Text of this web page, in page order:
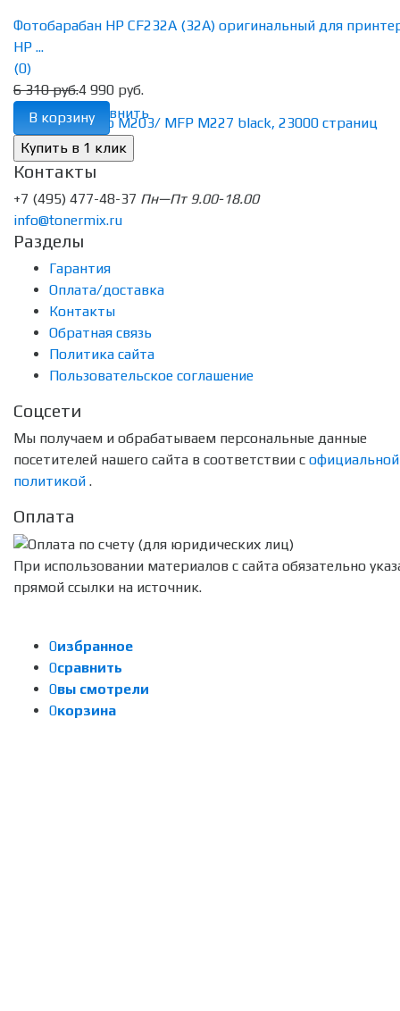
избранное сравнить
Фотобарабан HP CF232A (32A) оригинальный для
HP ...
(0)
6 310 руб.4 990 руб.
В корзину
Контакты
+7 (495) 477-48-37 Пн—Пт 9.00-18.00
info@tonermix.ru
Разделы
Гарантия
Оплата/доставка
Контакты
Обратная связь
Политика сайта
Пользовательское соглашение
Соцсети
Мы получаем и обрабатываем персональные данные
посетителей нашего сайта в соответствии с официальной
политикой .
Оплата
При использовании материалов с сайта обязательно
прямой ссылки на источник.
0избранное
0сравнить
0вы смотрели
0корзина